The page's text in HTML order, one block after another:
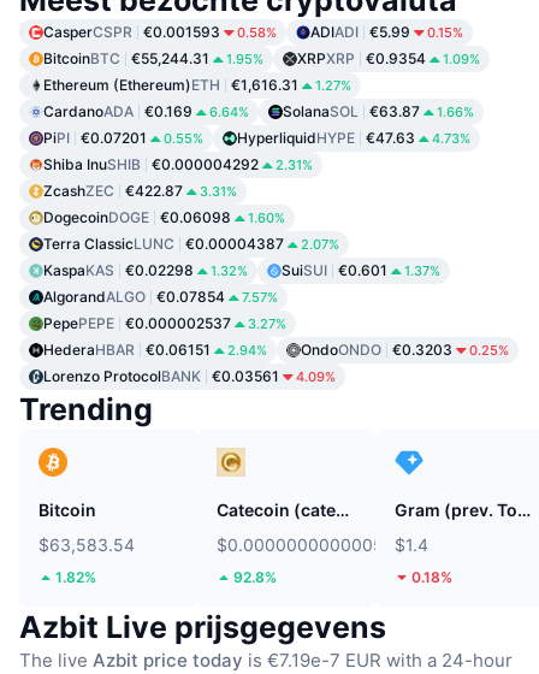
CasperCSPR €0.001593 0.58% ADIADI €5.99 0.15%
BitcoinBTC €55,244.31 1.95% XRPXRP €0.9354 1.09%
Ethereum (Ethereum)ETH €1,616.31 1.27%
CardanoADA €0.169 6.64% SolanaSOL €63.87 1.66%
PiPI €0.07201 0.55% HyperliquidHYPE €47.63 4.73%
Shiba InuSHIB €0.000004292 2.31%
ZcashZEC €422.87 3.31%
DogecoinDOGE €0.06098 1.60%
Terra ClassicLUNC €0.00004387 2.07%
KaspaKAS €0.02298 1.32% SuiSUI €0.601 1.37%
AlgorandALGO €0.07854 7.57%
PepePEPE €0.000002537 3.27%
HederaHBAR €0.06151 2.94% OndoONDO €0.3203 0.25%
Lorenzo ProtocolBANK €0.03561 4.09%
Trending
Bitcoin
$63,583.54
1.82%
Catecoin (catecoin.shop)
$0.0000000000005739
92.8%
Gram (prev. Toncoin)
$1.4
0.18%
Azbit Live prijsgegevens
The live Azbit price today is €7.19e-7 EUR with a 24-hour